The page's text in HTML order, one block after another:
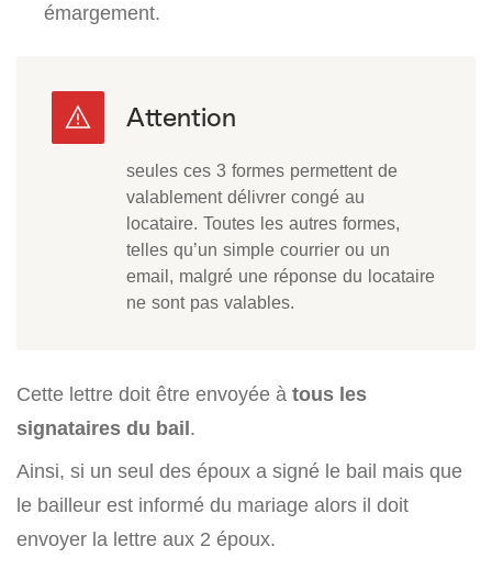
émargement.
seules ces 3 formes permettent de
valablement délivrer congé au
locataire. Toutes les autres formes,
telles qu’un simple courrier ou un
email, malgré une réponse du locataire
ne sont pas valables.
Cette lettre doit être envoyée à tous les
signataires du bail.
Ainsi, si un seul des époux a signé le bail mais que
le bailleur est informé du mariage alors il doit
envoyer la lettre aux 2 époux.